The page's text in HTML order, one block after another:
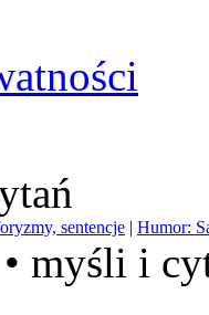
sentencje | Humor:
myśli i